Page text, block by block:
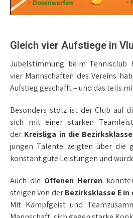
Gleich vier Aufstiege in
Jubelstimmung beim Tennisclub
vier Mannschaften des Vereins
Aufstieg geschafft – und das teils
Besonders stolz ist der Club auf
sich mit einer starken
der Kreisliga in die
jungen Talente zeigten über die
konstant gute Leistungen und
Auch die Offenen Herren
steigen von derBezirksklasse E in
Mit Kampfgeist und